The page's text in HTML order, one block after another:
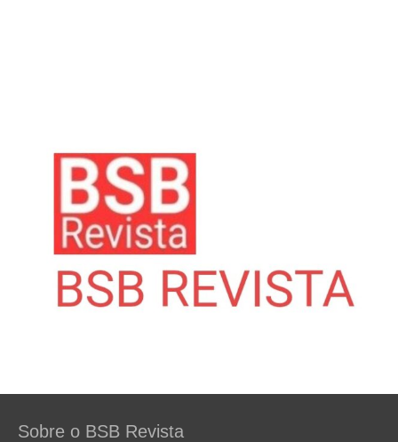
Sobre o BSB Revista